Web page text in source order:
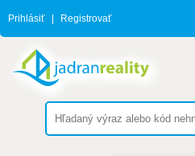
Prihlásiť Registrovať